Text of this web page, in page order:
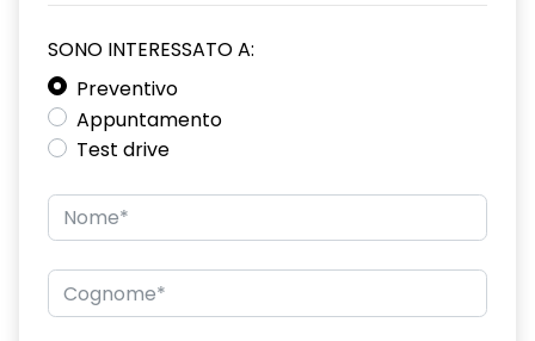
Distance warning avviso distanza di sicurezza
Driver display con schermo TFT da 3,5''
Eco Mode
compatibile 2G/3G o 4G/5G in base al veicolo
Firma luminosa pixelata con fari full LED
HARM03
SONO INTERESSATO A:
Preventivo
Appuntamento
Test drive